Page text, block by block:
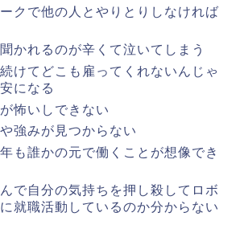
クで他の人とやりとりしなければ
かれるのが辛くて泣いてしまう
けてどこも雇ってくれないんじゃ
になる
怖いしできない
強みが見つからない
も誰かの元で働くことが想像でき
で自分の気持ちを押し殺してロボ
就職活動しているのか分からない